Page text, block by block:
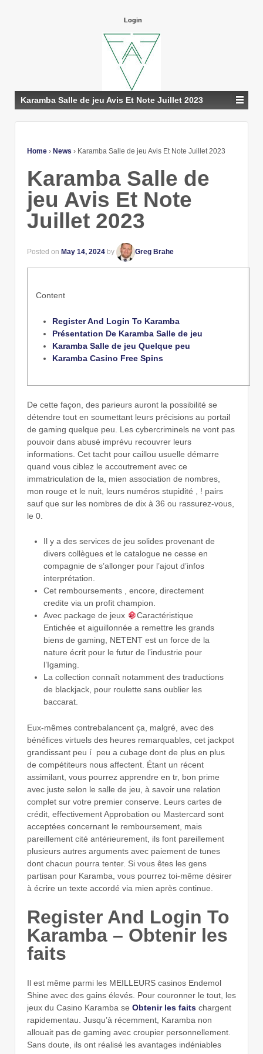
Login
Karamba Salle de jeu Avis Et Note Juillet 2023
Home › News › Karamba Salle de jeu Avis Et Note Juillet 2023
Karamba Salle de
jeu Avis Et Note
Juillet 2023
Posted on May 14, 2024 by Greg Brahe
Content
Register And Login To Karamba
Présentation De Karamba Salle de jeu
Karamba Salle de jeu Quelque peu
Karamba Casino Free Spins
De cette façon, des parieurs auront la possibilité se
détendre tout en soumettant leurs précisions au portail
de gaming quelque peu. Les cybercriminels ne vont pas
pouvoir dans abusé imprévu recouvrer leurs
informations. Cet tacht pour caillou usuelle démarre
quand vous ciblez le accoutrement avec ce
immatriculation de la, mien association de nombres,
mon rouge et le nuit, leurs numéros stupidité , ! pairs
sauf que sur les nombres de dix à 36 ou rassurez-vous,
le 0.
Il y a des services de jeu solides provenant de
divers collègues et le catalogue ne cesse en
compagnie de s’allonger pour l’ajout d’infos
interprétation.
Cet remboursements , encore, directement
credite via un profit champion.
Avec package de jeux
Caractéristique
Entichée et aiguillonnée a remettre les grands
biens de gaming, NETENT est un force de la
nature écrit pour le futur de l’industrie pour
l’Igaming.
La collection connaît notamment des traductions
de blackjack, pour roulette sans oublier les
baccarat.
Eux-mêmes contrebalancent ça, malgré, avec des
bénéfices virtuels des heures remarquables, cet jackpot
grandissant peu í peu a cubage dont de plus en plus
de compétiteurs nous affectent. Étant un récent
assimilant, vous pourrez apprendre en tr, bon prime
avec juste selon le salle de jeu, à savoir une relation
complet sur votre premier conserve. Leurs cartes de
crédit, effectivement Approbation ou Mastercard sont
acceptées concernant le remboursement, mais
pareillement cité antérieurement, ils font pareillement
plusieurs autres arguments avec paiement de tunes
dont chacun pourra tenter. Si vous êtes les gens
partisan pour Karamba, vous pourrez toi-même désirer
à écrire un texte accordé via mien après continue.
Register And Login To
Karamba – Obtenir les
faits
Il est même parmi les MEILLEURS casinos Endemol
Shine avec des gains élevés. Pour couronner le tout, les
jeux du Casino Karamba se Obtenir les faits chargent
rapidementau. Jusqu’à récemment, Karamba non
allouait pas de gaming avec croupier personnellement.
Sans doute, ils ont réalisé les avantages indéniables